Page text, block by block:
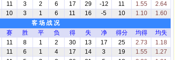
11 3 2 6 17 29 -12 11 1.55
2.64
10 3 1 6 11 16 -5 10 1.10
1.60
客 场 战 况
赛
胜 平 负 得 失 净 得分 均得
均失
11 8 1 2 30 13 17 25 2.73
1.18
11 6 1 4 17 14 3 19 1.55
1.27